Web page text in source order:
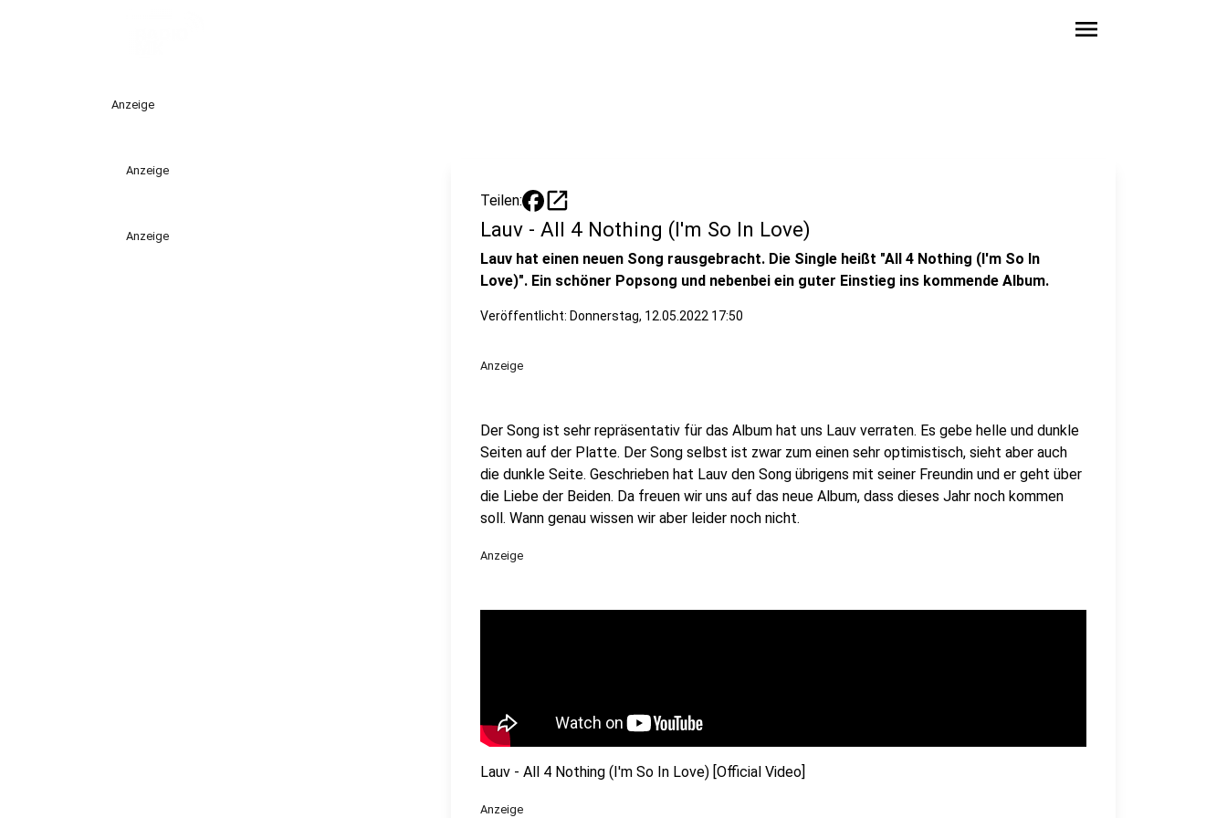
menu
Anzeige
Anzeige
Anzeige
Teilen: open_in_new
Lauv - All 4 Nothing (I'm So In Love)
Lauv hat einen neuen Song rausgebracht. Die Single heißt "All 4 Nothing (I'm So In
Love)". Ein schöner Popsong und nebenbei ein guter Einstieg ins kommende Album.
Veröffentlicht: Donnerstag, 12.05.2022 17:50
Anzeige
Der Song ist sehr repräsentativ für das Album hat uns Lauv verraten. Es gebe helle und dunkle
Seiten auf der Platte. Der Song selbst ist zwar zum einen sehr optimistisch, sieht aber auch
die dunkle Seite. Geschrieben hat Lauv den Song übrigens mit seiner Freundin und er geht über
die Liebe der Beiden. Da freuen wir uns auf das neue Album, dass dieses Jahr noch kommen
soll. Wann genau wissen wir aber leider noch nicht.
Anzeige
Lauv - All 4 Nothing (I'm So In Love) [Official Video]
Anzeige